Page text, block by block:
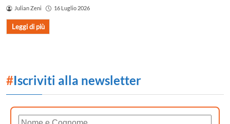
Julian Zeni 16 Luglio 2026
Leggi di più
#Iscriviti alla newsletter